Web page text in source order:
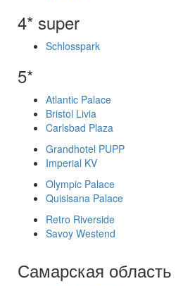
4* super
Schlosspark
5*
Atlantic Palace
Bristol Livia
Carlsbad Plaza
Grandhotel PUPP
Imperial KV
Olympic Palace
Quisisana Palace
Retro Riverside
Savoy Westend
Самарская область